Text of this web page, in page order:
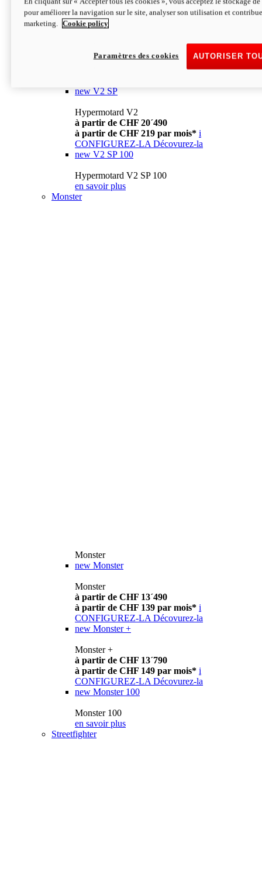
à partir de CHF 13´990 i
CONFIGUREZ-LA Décovurez-la
newV2
à partir de CHF 15´990
à partir de CHF 169 par mois* i
new V2 SP
Hypermotard V2
à partir de CHF 20´490
à partir de CHF 219 par mois* i
CONFIGUREZ-LA Décovurez-la
new V2 SP 100
Hypermotard V2 SP 100
en savoir plus
Monster
Monster
new Monster
Monster
à partir de CHF 13´490
à partir de CHF 139 par mois* i
CONFIGUREZ-LA Décovurez-la
new Monster +
Monster +
à partir de CHF 13´790
à partir de CHF 149 par mois* i
CONFIGUREZ-LA Décovurez-la
new Monster 100
Monster 100
en savoir plus
Streetfighter
pour améliorer la navigation sur le site, analyser son utilisation et
marketing.
Cookie policy
AUTORISER
Paramètres des cookies